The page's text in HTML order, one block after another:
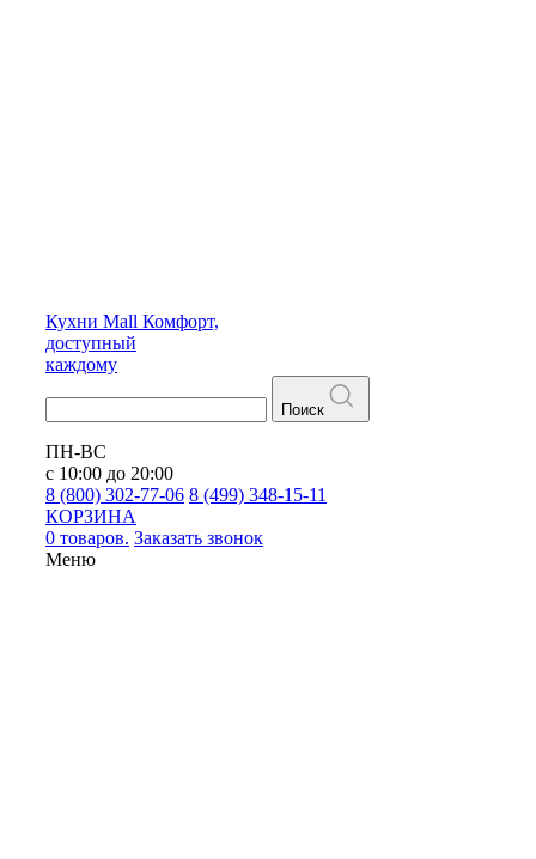
Кухни Mall Комфорт,
доступный
каждому
Поиск
ПН-ВС
с 10:00 до 20:00
8 (800) 302-77-06 8 (499) 348-15-11
КОРЗИНА
0 товаров. Заказать звонок
Меню